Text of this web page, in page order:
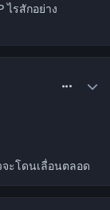
ไรสักอย่าง
ะโดนเลื่อนตลอด